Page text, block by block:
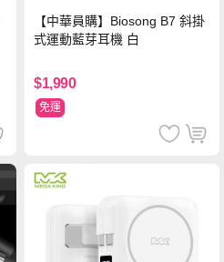
【中華員購】Biosong B7 斜掛
式運動藍芽耳機 白
$1,990
免運